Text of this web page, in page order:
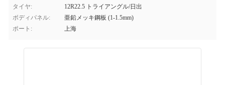
タイヤ:
12R22.5 トライアングル/日出
ボディパネル:
亜鉛メッキ鋼板 (1-1.5mm)
ポート:
上海